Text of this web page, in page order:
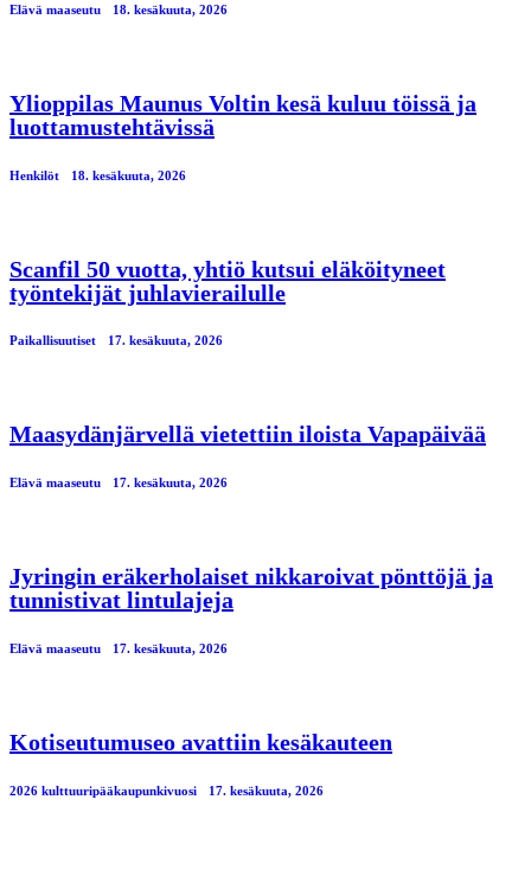
Elävä maaseutu 18. kesäkuuta, 2026
Ylioppilas Maunus Voltin kesä kuluu töissä ja
luottamustehtävissä
Henkilöt 18. kesäkuuta, 2026
Scanfil 50 vuotta, yhtiö kutsui eläköityneet
työntekijät juhlavierailulle
Paikallisuutiset 17. kesäkuuta, 2026
Maasydänjärvellä vietettiin iloista Vapapäivää
Elävä maaseutu 17. kesäkuuta, 2026
Jyringin eräkerholaiset nikkaroivat pönttöjä ja
tunnistivat lintulajeja
Elävä maaseutu 17. kesäkuuta, 2026
Kotiseutumuseo avattiin kesäkauteen
2026 kulttuuripääkaupunkivuosi 17. kesäkuuta, 2026